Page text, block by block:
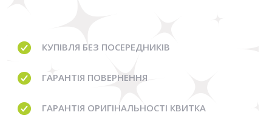
КУПІВЛЯ БЕЗ ПОСЕРЕДНИКІВ
ГАРАНТІЯ ПОВЕРНЕННЯ
ГАРАНТІЯ ОРИГІНАЛЬНОСТІ КВИТКА